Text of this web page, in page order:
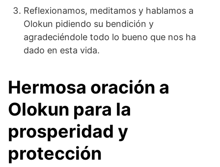
Reflexionamos, meditamos y hablamos a
Olokun pidiendo su bendición y
agradeciéndole todo lo bueno que nos ha
dado en esta vida.
Hermosa oración a
Olokun para la
prosperidad y
protección